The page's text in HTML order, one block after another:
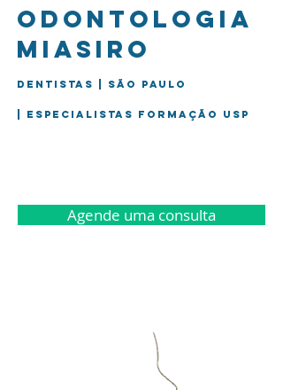
Odontologia
miasiro
Dentistas | São Paulo
| Especialistas formação USP
Agende uma consulta